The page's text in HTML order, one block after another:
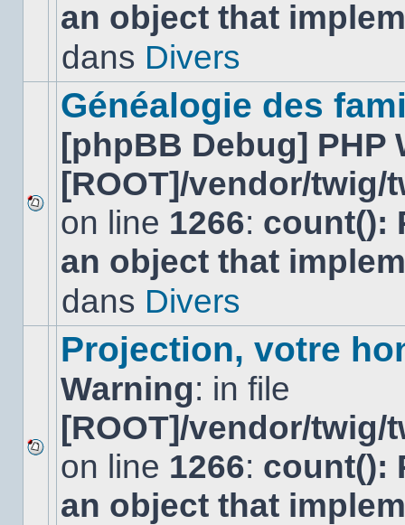
message
non-
dans
an object that
dans Divers
Aucun
nouveau
message
non-
dans
Généalogie des
[phpBB Debug] PHP
[ROOT]/vendor/
on line 1266: count():
an object that
dans Divers
Aucun
nouveau
message
non-
Projection, votre
Warning: in file
[ROOT]/vendor/
on line 1266: count():
an object that